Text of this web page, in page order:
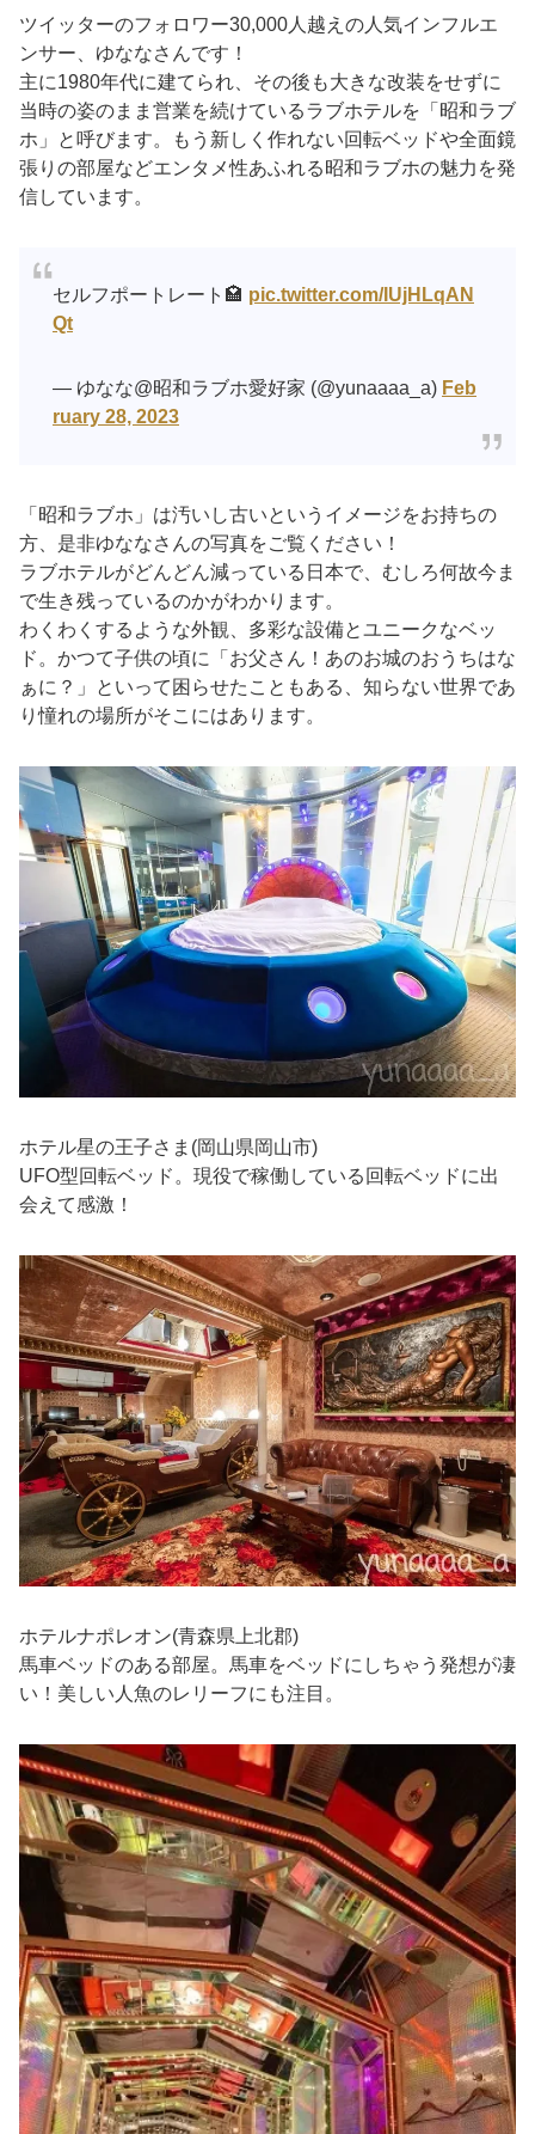
ツイッターのフォロワー30,000人越えの人気インフルエ
ンサー、ゆななさんです！
主に1980年代に建てられ、その後も大きな改装をせずに
当時の姿のまま営業を続けているラブホテルを「昭和ラブ
ホ」と呼びます。もう新しく作れない回転ベッドや全面鏡
張りの部屋などエンタメ性あふれる昭和ラブホの魅力を発
信しています。
セルフポートレート🏩 pic.twitter.com/IUjHLqAN
Qt
— ゆなな@昭和ラブホ愛好家 (@yunaaaa_a) Feb
ruary 28, 2023
「昭和ラブホ」は汚いし古いというイメージをお持ちの
方、是非ゆななさんの写真をご覧ください！
ラブホテルがどんどん減っている日本で、むしろ何故今ま
で生き残っているのかがわかります。
わくわくするような外観、多彩な設備とユニークなベッ
ド。かつて子供の頃に「お父さん！あのお城のおうちはな
ぁに？」といって困らせたこともある、知らない世界であ
り憧れの場所がそこにはあります。
ホテル星の王子さま(岡山県岡山市)
UFO型回転ベッド。現役で稼働している回転ベッドに出
会えて感激！
ホテルナポレオン(青森県上北郡)
馬車ベッドのある部屋。馬車をベッドにしちゃう発想が凄
い！美しい人魚のレリーフにも注目。